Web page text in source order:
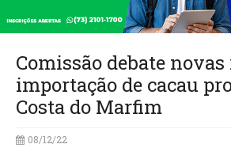
Comissão debate
importação de cacau
Costa do Marfim
08/12/22